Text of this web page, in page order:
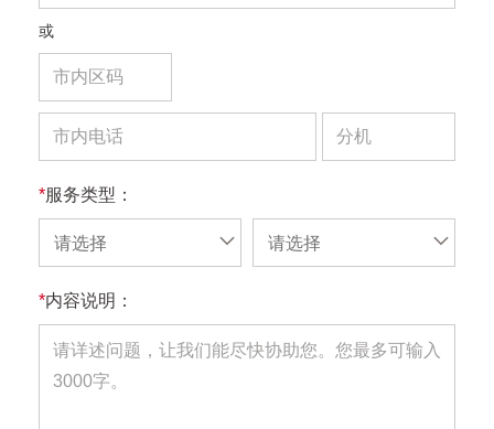
或
*服务类型：
请选择 请选择
*内容说明：